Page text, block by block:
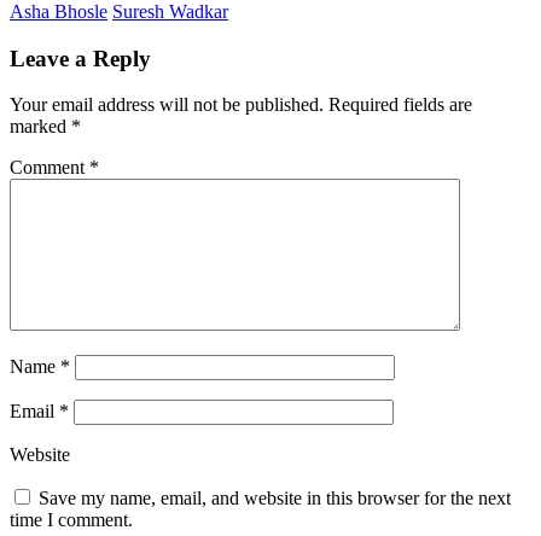
Asha Bhosle Suresh Wadkar
Leave a Reply
Your email address will not be published. Required fields are
marked *
Comment *
Name *
Email *
Website
Save my name, email, and website in this browser for the next
time I comment.